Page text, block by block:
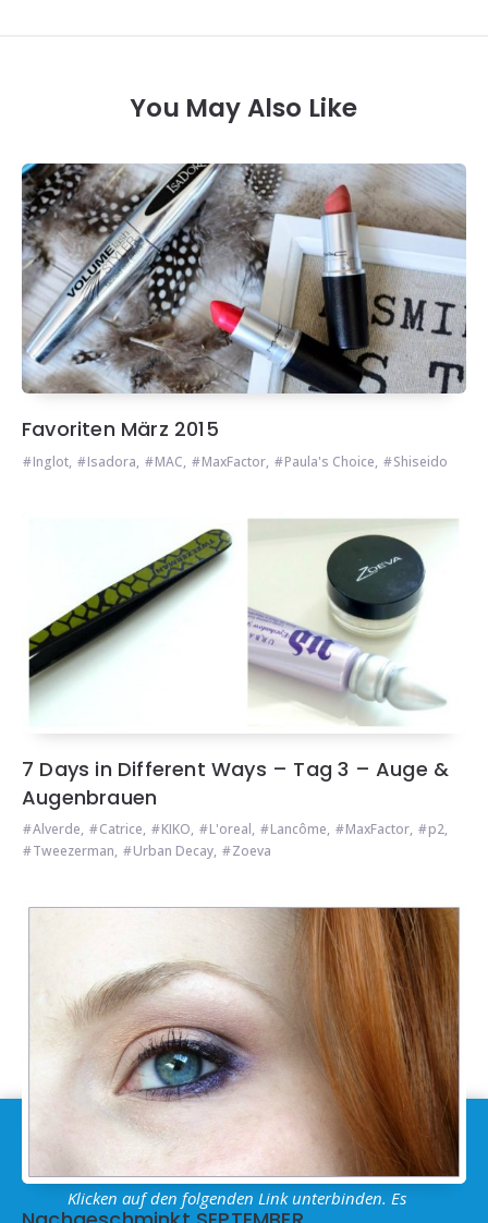
You May Also Like
Favoriten März 2015
Inglot, Isadora, MAC, MaxFactor, Paula's Choice, Shiseido
7 Days in Different Ways – Tag 3 – Auge &
Augenbrauen
Alverde, Catrice, KIKO, L'oreal, Lancôme, MaxFactor, p2,
Tweezerman, Urban Decay, Zoeva
Im Sinne der DSGVO
: Die Erfassung Deiner Daten
Google Analytics
können Sie durch
Klicken auf den folgenden Link unterbinden. Es